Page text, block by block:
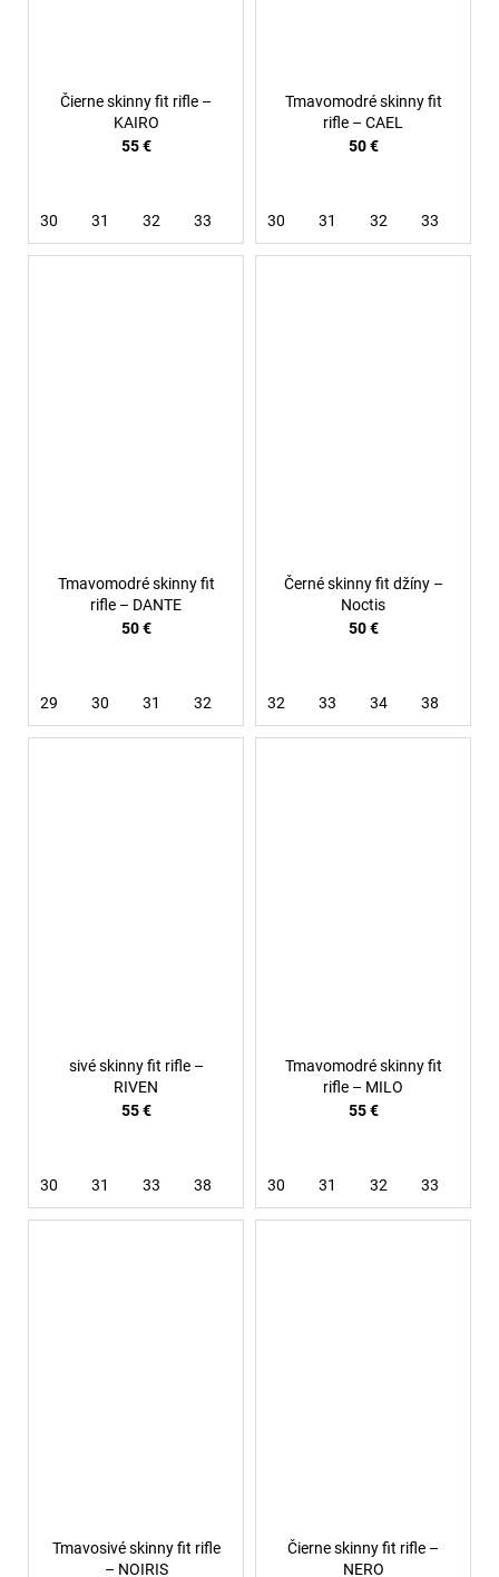
Čierne skinny fit rifle –
KAIRO
55 €
30 31 32 33
Tmavomodré skinny fit
rifle – CAEL
50 €
30 31 32 33
Tmavomodré skinny fit
rifle – DANTE
50 €
29 30 31 32
Černé skinny fit džíny –
Noctis
50 €
32 33 34 38
sivé skinny fit rifle –
RIVEN
55 €
30 31 33 38
Tmavomodré skinny fit
rifle – MILO
55 €
30 31 32 33
Tmavosivé skinny fit rifle
– NOIRIS
Čierne skinny fit rifle –
NERO